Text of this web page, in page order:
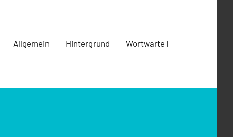
Allgemein Hintergrund Wortwarte I